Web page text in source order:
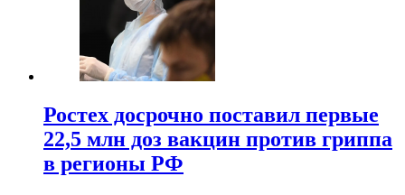
Ростех досрочно поставил первые
22,5 млн доз вакцин против гриппа
в регионы РФ